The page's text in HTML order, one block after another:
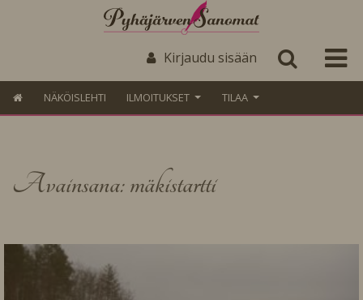
Kirjaudu sisään
NÄKÖISLEHTI ILMOITUKSET TILAA
Avainsana: mäkistartti